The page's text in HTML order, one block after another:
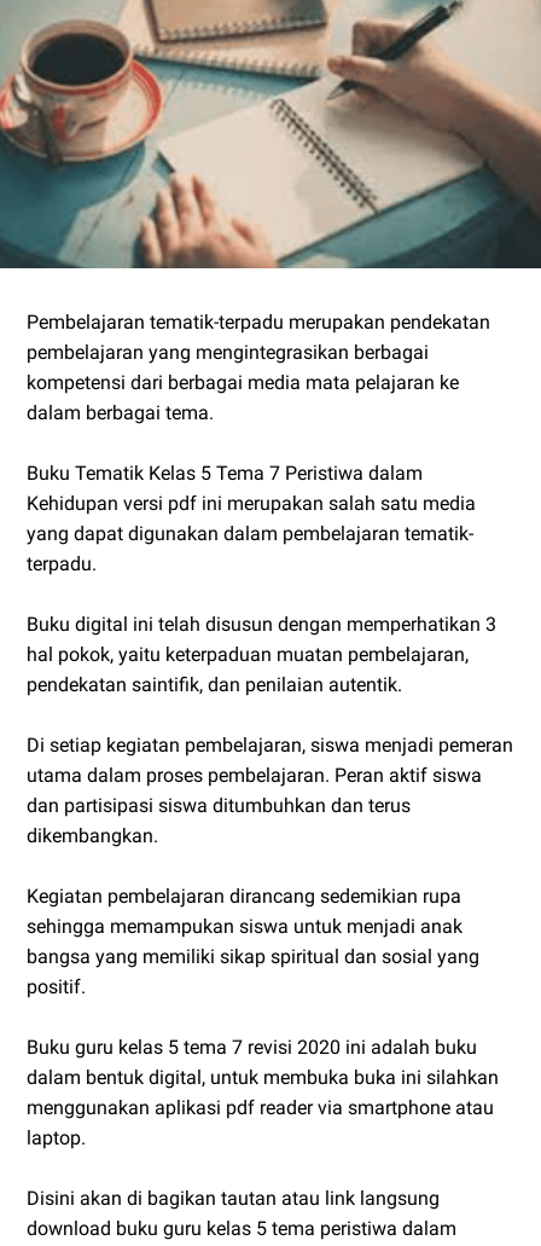
Pembelajaran tematik-terpadu merupakan pendekatan
pembelajaran yang mengintegrasikan berbagai
kompetensi dari berbagai media mata pelajaran ke
dalam berbagai tema.
Buku Tematik Kelas 5 Tema 7 Peristiwa dalam
Kehidupan versi pdf ini merupakan salah satu media
yang dapat digunakan dalam pembelajaran tematik-
terpadu.
Buku digital ini telah disusun dengan memperhatikan 3
hal pokok, yaitu keterpaduan muatan pembelajaran,
pendekatan saintifik, dan penilaian autentik.
Di setiap kegiatan pembelajaran, siswa menjadi pemeran
utama dalam proses pembelajaran. Peran aktif siswa
dan partisipasi siswa ditumbuhkan dan terus
dikembangkan.
Kegiatan pembelajaran dirancang sedemikian rupa
sehingga memampukan siswa untuk menjadi anak
bangsa yang memiliki sikap spiritual dan sosial yang
positif.
Buku guru kelas 5 tema 7 revisi 2020 ini adalah buku
dalam bentuk digital, untuk membuka buka ini silahkan
menggunakan aplikasi pdf reader via smartphone atau
laptop.
Disini akan di bagikan tautan atau link langsung
download buku guru kelas 5 tema peristiwa dalam